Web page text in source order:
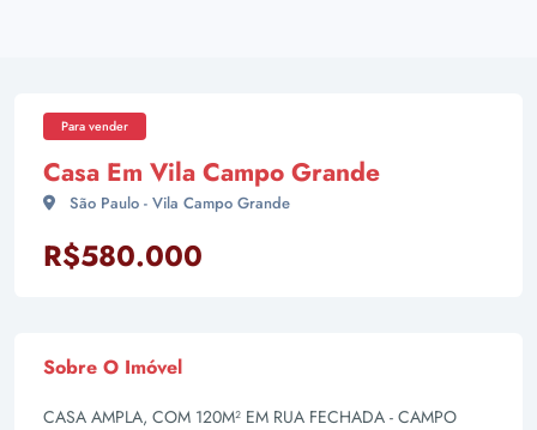
Para vender
Casa Em Vila Campo Grande
São Paulo - Vila Campo Grande
R$580.000
Sobre O Imóvel
CASA AMPLA, COM 120M² EM RUA FECHADA - CAMPO